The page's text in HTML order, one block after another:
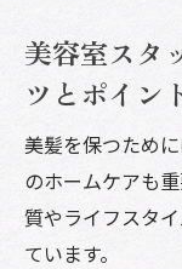
美容室スタ
ツとポイン
美髪を保つため
のホームケアも
質やライフスタ
ています。